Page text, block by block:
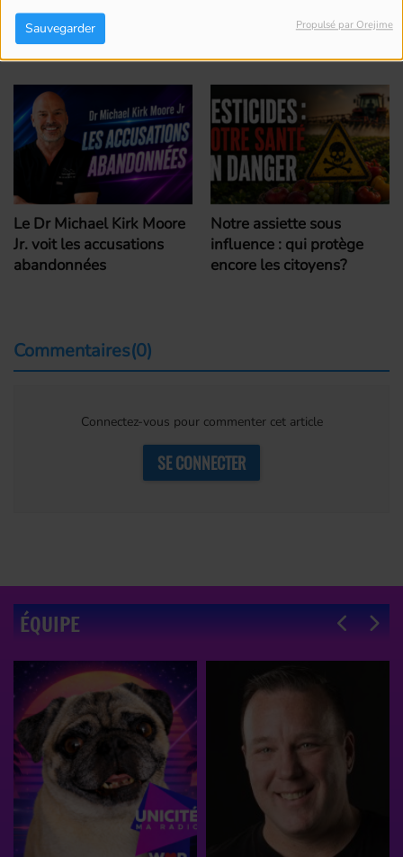
Sauvegarder Propulsé par Orejime
Voir aussi
Le Dr Michael Kirk Moore
Jr. voit les accusations
abandonnées
Notre assiette sous
influence : qui protège
encore les citoyens?
Commentaires(0)
Connectez-vous pour commenter cet article
SE CONNECTER
ÉQUIPE